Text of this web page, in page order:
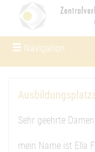
Navigation
Sehr geehrte
mein Name ist Ella
vornehmen zu
funktionale